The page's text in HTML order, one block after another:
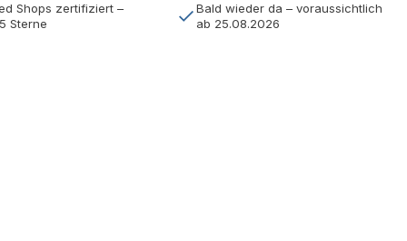
Shops zertifiziert –
Sterne
Bald wieder da – voraussichtlich
ab 25.08.2026